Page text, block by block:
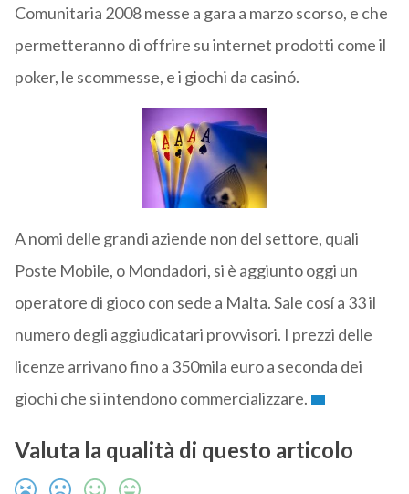
Comunitaria 2008 messe a gara a marzo scorso, e che
permetteranno di offrire su internet prodotti come il
poker, le scommesse, e i giochi da casinó.
A nomi delle grandi aziende non del settore, quali
Poste Mobile, o Mondadori, si è aggiunto oggi un
operatore di gioco con sede a Malta. Sale cosí a 33 il
numero degli aggiudicatari provvisori. I prezzi delle
licenze arrivano fino a 350mila euro a seconda dei
giochi che si intendono commercializzare.
Valuta la qualità di questo articolo